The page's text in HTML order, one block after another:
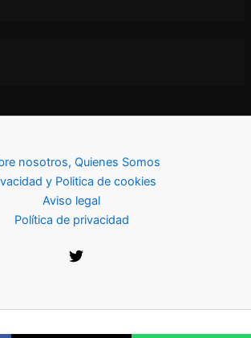
nosotros, Quienes Somos
y Politica de cookies
Aviso legal
Política de privacidad